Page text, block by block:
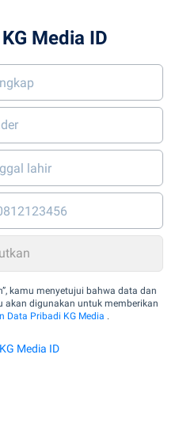
Media ID
kamu menyetujui bahwa data dan
akan digunakan untuk memberikan
Data Pribadi KG Media .
Media ID